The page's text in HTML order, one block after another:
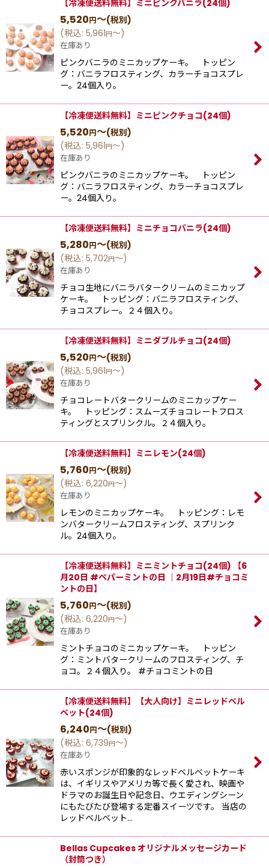
【冷凍便送料無料】ミニピンクバニラ(24個)
5,520円～(税別)
(税込: 5,961円～)
在庫あり
ピンクバニラのミニカップケーキ。 トッピン
グ：バニラフロスティング、カラーチョコスプレ
ー。24個入り。
【冷凍便送料無料】ミニピンクチョコ(24個)
5,520円～(税別)
(税込: 5,961円～)
在庫あり
ピンクバニラのミニカップケーキ。 トッピン
グ：バニラフロスティング、カラーチョコスプレ
ー。24個入り。
【冷凍便送料無料】ミニチョコバニラ(24個)
5,280円～(税別)
(税込: 5,702円～)
在庫あり
チョコ生地にバニラバタークリームのミニカップ
ケーキ。 トッピング：バニラフロスティング、
チョコスプレー。２４個入り。
【冷凍便送料無料】ミニダブルチョコ(24個)
5,520円～(税別)
(税込: 5,961円～)
在庫あり
チョコレートバタークリームのミニカップケー
キ。 トッピング：スムーズチョコレートフロス
ティングとスプリンクル。２４個入り。
【冷凍便送料無料】ミニレモン(24個)
5,760円～(税別)
(税込: 6,220円～)
在庫あり
レモンのミニカップケーキ。 トッピング：レモ
ンバタークリームフロスティング、スプリンク
ル。24個入り。
【冷凍便送料無料】ミニミントチョコ(24個) 【6
月20日 #ペパーミントの日 ｜2月19日#チョコミ
ントの日】
5,760円～(税別)
(税込: 6,220円～)
在庫あり
ミントチョコのミニカップケーキ。 トッピン
グ：ミントバタークリームのフロスティング、チ
ョコ。２４個入り。 #チョコミントの日
【冷凍便送料無料】【大人向け】ミニレッドベル
ベット(24個)
6,240円～(税別)
(税込: 6,739円～)
在庫あり
赤いスポンジが印象的なレッドベルベットケーキ
は、イギリスやアメリカ等で長く愛され、映画や
ドラマのお誕生日や記念日、ウエディングシーン
にもたびたび登場する定番スイーツです。 当店の
レッドベルベット…
Bellas Cupcakes オリジナルメッセージカード
（封筒つき）